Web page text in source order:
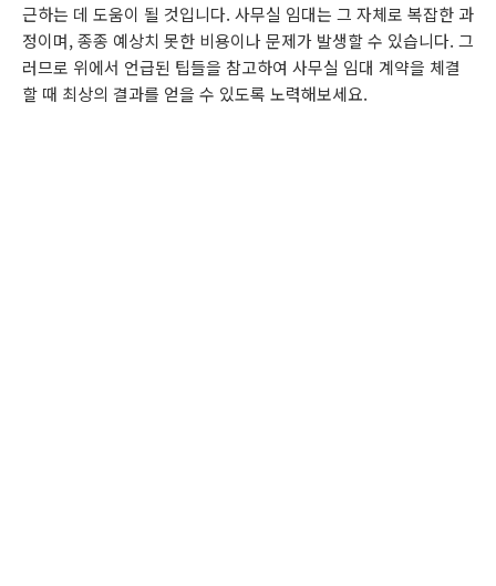
근하는 데 도움이 될 것입니다. 사무실 임대는 그 자체로 복잡한 과
정이며, 종종 예상치 못한 비용이나 문제가 발생할 수 있습니다. 그
러므로 위에서 언급된 팁들을 참고하여 사무실 임대 계약을 체결
할 때 최상의 결과를 얻을 수 있도록 노력해보세요.